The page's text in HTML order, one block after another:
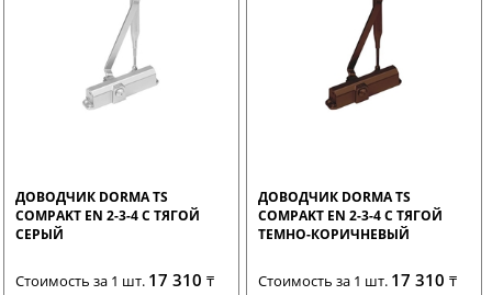
ДОВОДЧИК DORMA TS
COMPAKT EN 2-3-4 С ТЯГОЙ
СЕРЫЙ
Стоимость за 1 шт. 17 310 ₸
ДОВОДЧИК DORMA TS
COMPAKT EN 2-3-4 С ТЯГОЙ
ТЕМНО-КОРИЧНЕВЫЙ
Стоимость за 1 шт. 17 310₸